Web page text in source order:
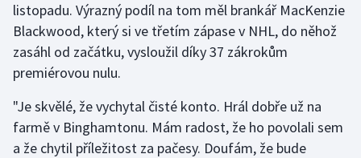
listopadu. Výrazný podíl na tom měl brankář MacKenzie
Blackwood, který si ve třetím zápase v NHL, do něhož
zasáhl od začátku, vysloužil díky 37 zákrokům
premiérovou nulu.
"Je skvělé, že vychytal čisté konto. Hrál dobře už na
farmě v Binghamtonu. Mám radost, že ho povolali sem
a že chytil příležitost za pačesy. Doufám, že bude